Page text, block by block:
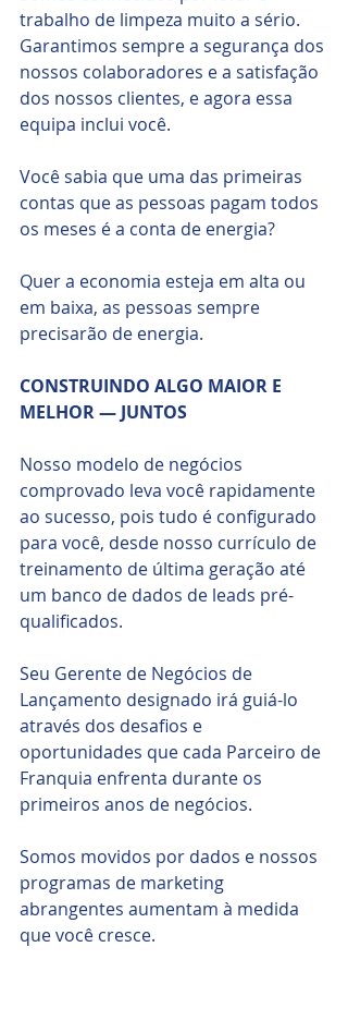
trabalho de limpeza muito a sério.
Garantimos sempre a segurança dos
nossos colaboradores e a satisfação
dos nossos clientes, e agora essa
equipa inclui você.
Você sabia que uma das primeiras
contas que as pessoas pagam todos
os meses é a conta de energia?
Quer a economia esteja em alta ou
em baixa, as pessoas sempre
precisarão de energia.
CONSTRUINDO ALGO MAIOR E
MELHOR — JUNTOS
Nosso modelo de negócios
comprovado leva você rapidamente
ao sucesso, pois tudo é configurado
para você, desde nosso currículo de
treinamento de última geração até
um banco de dados de leads pré-
qualificados.
Seu Gerente de Negócios de
Lançamento designado irá guiá-lo
através dos desafios e
oportunidades que cada Parceiro de
Franquia enfrenta durante os
primeiros anos de negócios.
Somos movidos por dados e nossos
programas de marketing
abrangentes aumentam à medida
que você cresce.